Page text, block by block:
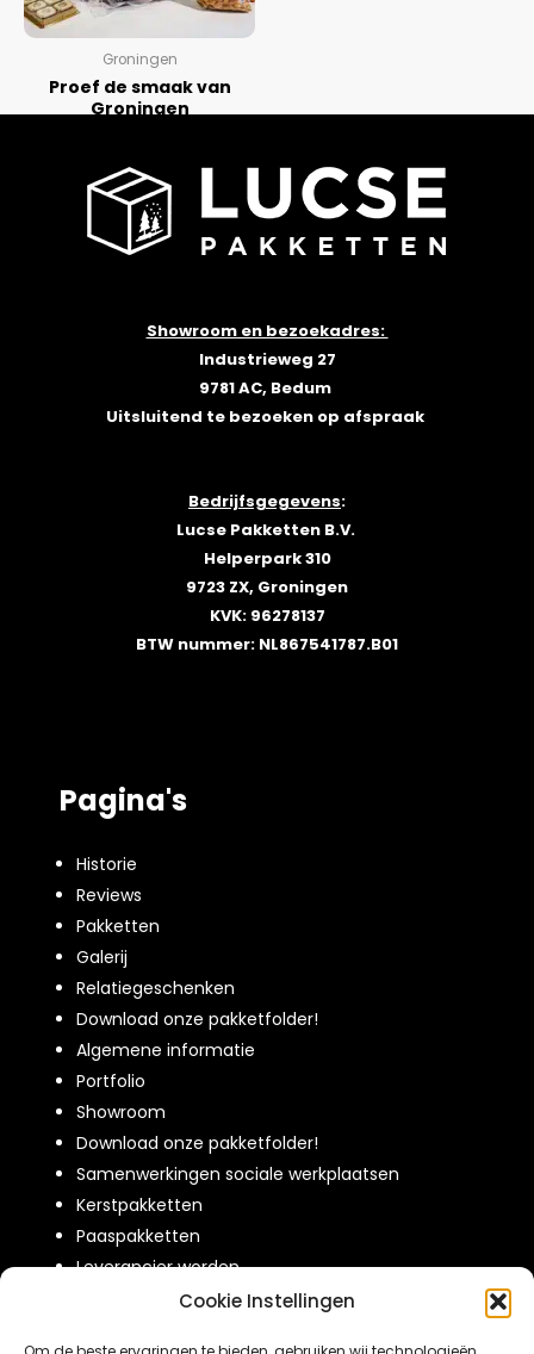
Cookie Instellingen
Groningen
Proef de smaak van
Groningen
LEES VERDER
Showroom en bezoekadres:
Industrieweg 27
9781 AC, Bedum
Uitsluitend te bezoeken op afspraak
Bedrijfsgegevens:
Lucse Pakketten B.V.
Helperpark 310
9723 ZX, Groningen
KVK: 96278137
BTW nummer: NL867541787.B01
Pagina's
Historie
Reviews
Pakketten
Galerij
Relatiegeschenken
Download onze pakketfolder!
Algemene informatie
Portfolio
Showroom
Download onze pakketfolder!
Samenwerkingen sociale werkplaatsen
Kerstpakketten
Paaspakketten
Leverancier worden